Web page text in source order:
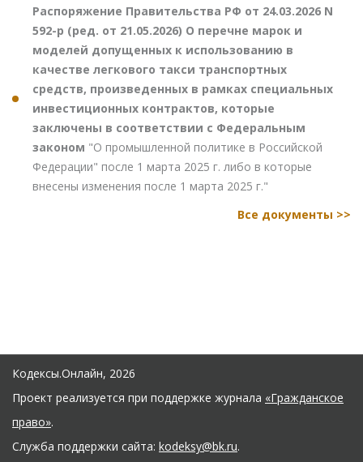
Распоряжение Правительства РФ от 24.03.2026 N
592-р (ред. от 21.05.2026) О перечне марок и
моделей допущенных к использованию в
качестве легкового такси транспортных
средств, произведенных в рамках специальных
инвестиционных контрактов, которые
заключены в соответствии с Федеральным
законом "О промышленной политике в Российской
Федерации" после 1 марта 2025 г. либо в которые
внесены изменения после 1 марта 2025 г."
Все документы >>
Кодексы.Онлайн, 2026
Проект реализуется при поддержке журнала «Гражданское
право».
Служба поддержки сайта: kodeksy@bk.ru.